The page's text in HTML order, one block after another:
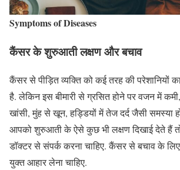
Symptoms of Diseases
कैंसर के शुरुआती लक्षण और बचाव
कैंसर से पीड़ित व्यक्ति को कई तरह की परेशानियों
है. लेकिन इस बीमारी से ग्रसित होने पर वजन में
खांसी, मुंह से खून, हड्डियों में तेज दर्द जैसी समस्या
आपको शुरुआती के ऐसे कुछ भी लक्षण दिखाई देते हैं
डॉक्टर से संपर्क करना चाहिए. कैंसर से बचाव के
युक्त आहार लेना चाहिए.